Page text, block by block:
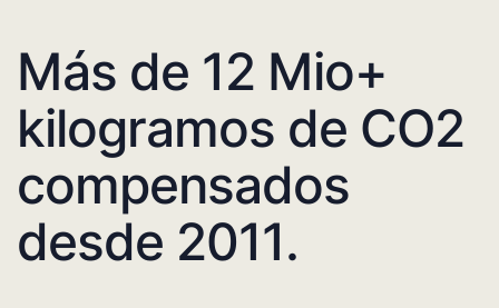
Más de 12 Mio+
kilogramos de CO2
compensados
desde 2011.